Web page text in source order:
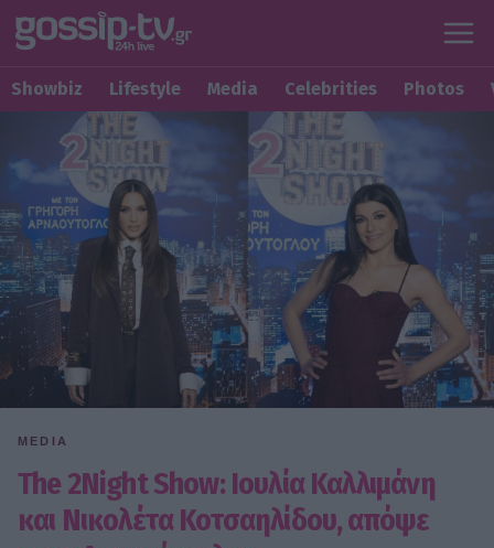
Showbiz Lifestyle Media Celebrities Photos
MEDIA
The 2Night Show: Ιουλία Καλλιμάνη
και Νικολέτα Κοτσαηλίδου, απόψε